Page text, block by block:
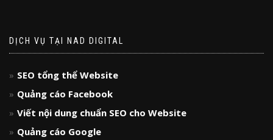
DỊCH VỤ TẠI NAD DIGITAL
SEO tổng thể Website
Quảng cáo Facebook
Viết nội dung chuẩn SEO cho Website
Quảng cáo Google